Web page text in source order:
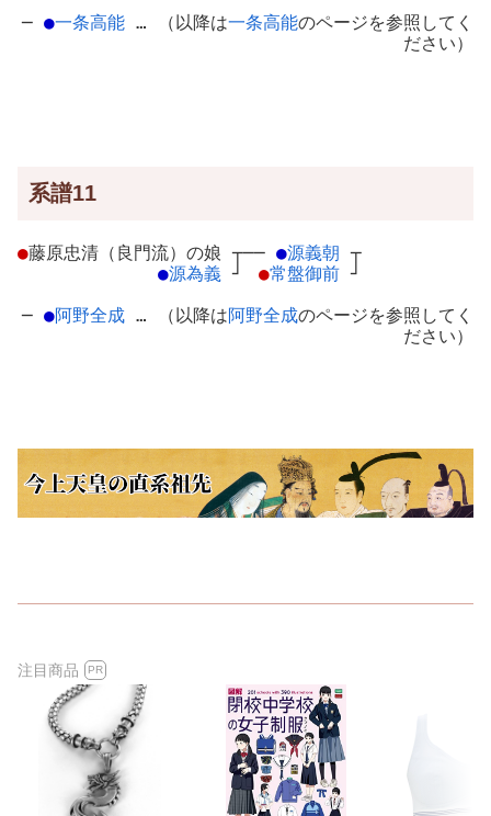
─ ●一条高能 … （以降は一条高能のページを参照してく
ださい）
系譜11
●藤原忠清（良門流）の娘 ┬
●源為義 ┘
── ●源義朝 ┬
●常盤御前 ┘
─ ●阿野全成 … （以降は阿野全成のページを参照してく
ださい）
注目商品 PR